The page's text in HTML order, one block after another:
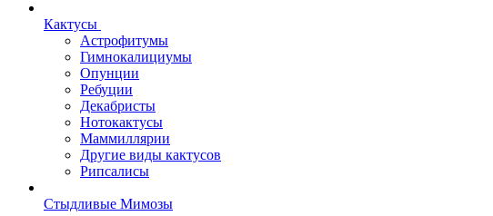
Кактусы
Астрофитумы
Гимнокалициумы
Опунции
Ребуции
Декабристы
Нотокактусы
Маммиллярии
Другие виды кактусов
Рипсалисы
Стыдливые Мимозы